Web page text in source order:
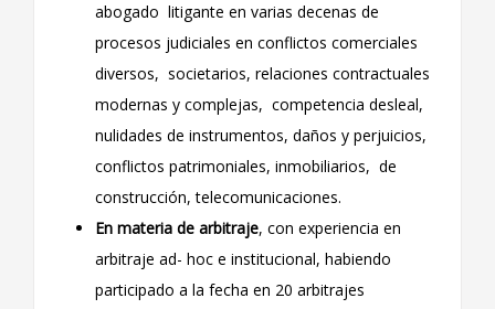
abogado litigante en varias decenas de
procesos judiciales en conflictos comerciales
diversos, societarios, relaciones contractuales
modernas y complejas, competencia desleal,
nulidades de instrumentos, daños y perjuicios,
conflictos patrimoniales, inmobiliarios, de
construcción, telecomunicaciones.
En materia de arbitraje, con experiencia en
arbitraje ad- hoc e institucional, habiendo
participado a la fecha en 20 arbitrajes